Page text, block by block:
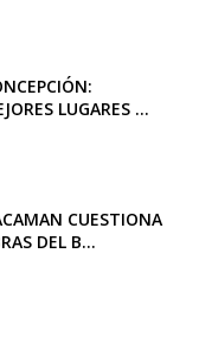
LUGARES ...
CUESTIONA
DEL B...